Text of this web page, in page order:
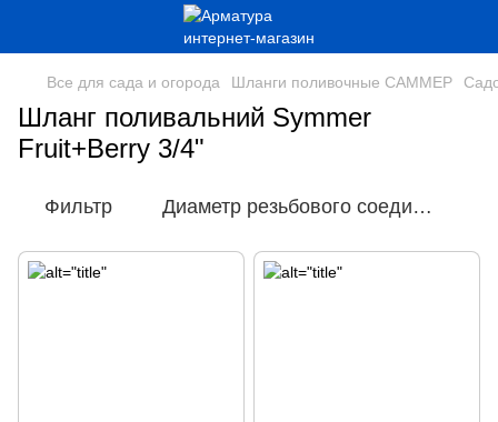
Все для сада и огорода Шланги поливочные САММЕР
Шланг поливальний Symmer
Fruit+Berry 3/4"
Фильтр Диаметр резьбового соединения